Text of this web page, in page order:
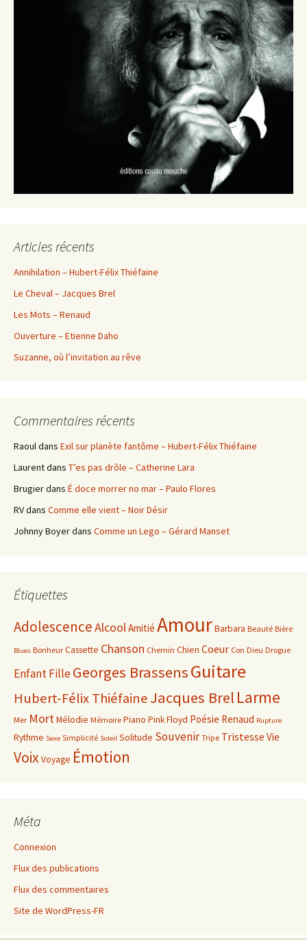
Articles récents
Annihilation – Hubert-Félix Thiéfaine
Le Cheval – Jacques Brel
Les Mots – Renaud
Ouverture – Etienne Daho
Suzanne, où l’invitation au rêve
Commentaires récents
Raouldans Exil sur planète fantôme – Hubert-Félix Thiéfaine
Laurentdans T’es pas drôle – Catherine Lara
Brugierdans É doce morrer no mar – Paulo Flores
RVdans Comme elle vient – Noir Désir
Johnny Boyerdans Comme un Lego – Gérard Manset
Étiquettes
AdolescenceAlcoolAmitié AmourBarbara Beauté Bière
Blues Bonheur Cassette Chanson Chemin Chien Coeur Con Dieu Drogue
EnfantFilleGeorges BrassensGuitare
Hubert-Félix ThiéfaineJacques Brel Larme
Mer MortMélodie Mémoire Piano Pink Floyd Poésie Renaud Rupture
Rythme Sexe Simplicité Soleil Solitude Souvenir Tripe Tristesse Vie
VoixVoyage Émotion
Méta
Connexion
Flux des publications
Flux des commentaires
Site de WordPress-FR